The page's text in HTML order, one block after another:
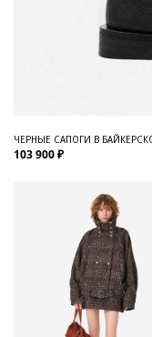
ЧЕРНЫЕ САПОГИ В
103 900 ₽